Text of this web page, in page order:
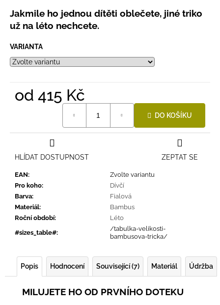
Jakmile ho jednou dítěti oblečete, jiné triko
už na léto nechcete.
VARIANTA
od 415 Kč
DO KOŠÍKU
EAN:
Zvolte variantu
Pro koho:
Dívčí
Barva:
Fialová
Materiál:
Bambus
Roční období:
Léto
#sizes_table#:
/tabulka-velikosti-
bambusova-tricka/
ZEPTAT SE
HLÍDAT DOSTUPNOST
Popis Hodnocení Související (7) Materiál Údržba
MILUJETE HO OD PRVNÍHO DOTEKU
BAMBUSOVÉ
NÁMOŘNICKÉ
PRUHY
MODRÉ
Kč